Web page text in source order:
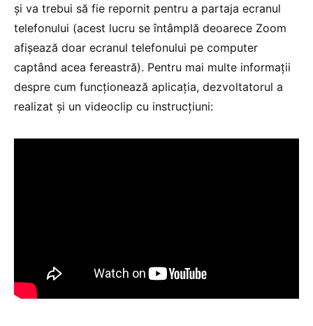
și va trebui să fie repornit pentru a partaja ecranul
telefonului (acest lucru se întâmplă deoarece Zoom
afișează doar ecranul telefonului pe computer
captând acea fereastră). Pentru mai multe informații
despre cum funcționează aplicația, dezvoltatorul a
realizat și un videoclip cu instrucțiuni: